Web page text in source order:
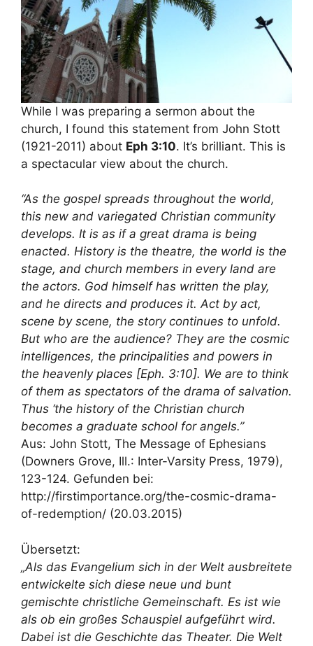
While I was preparing a sermon about the
church, I found this statement from John Stott
(1921-2011) about Eph 3:10. It’s brilliant. This is
a spectacular view about the church.
“As the gospel spreads throughout the world,
this new and variegated Christian community
develops. It is as if a great drama is being
enacted. History is the theatre, the world is the
stage, and church members in every land are
the actors. God himself has written the play,
and he directs and produces it. Act by act,
scene by scene, the story continues to unfold.
But who are the audience? They are the cosmic
intelligences, the principalities and powers in
the heavenly places [Eph. 3:10]. We are to think
of them as spectators of the drama of salvation.
Thus ‘the history of the Christian church
becomes a graduate school for angels.”
Aus: John Stott, The Message of Ephesians
(Downers Grove, Ill.: Inter-Varsity Press, 1979),
123-124. Gefunden bei:
http://firstimportance.org/the-cosmic-drama-
of-redemption/ (20.03.2015)
Übersetzt:
„Als das Evangelium sich in der Welt ausbreitete
entwickelte sich diese neue und bunt
gemischte christliche Gemeinschaft. Es ist wie
als ob ein großes Schauspiel aufgeführt wird.
Dabei ist die Geschichte das Theater. Die Welt